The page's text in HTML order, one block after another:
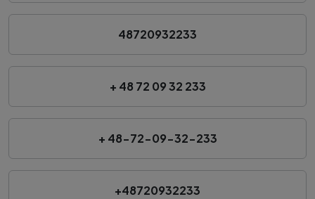
48720932233
+ 48 72 09 32 233
+ 48-72-09-32-233
+48720932233